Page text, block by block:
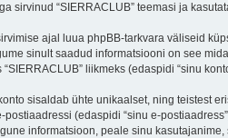
sirvinud “SIERRACLUB” teemasi ja
ajal luua phpBB-tarkvara väliseid
sinult saadud informatsiooni on see
liikmeks (edaspidi “sinu
sisaldab ühte unikaalset, ning teistest
postiaadressi (edaspidi “sinu e-
informatsioon, peale sinu